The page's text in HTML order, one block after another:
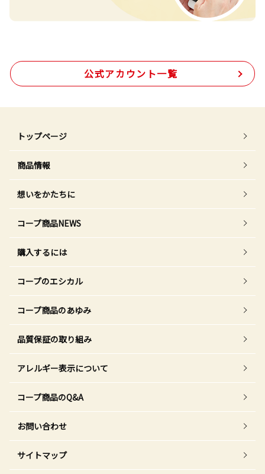
公式アカウント一覧
トップページ
商品情報
想いをかたちに
コープ商品NEWS
購入するには
コープのエシカル
コープ商品のあゆみ
品質保証の取り組み
アレルギー表示について
コープ商品のQ&A
お問い合わせ
サイトマップ